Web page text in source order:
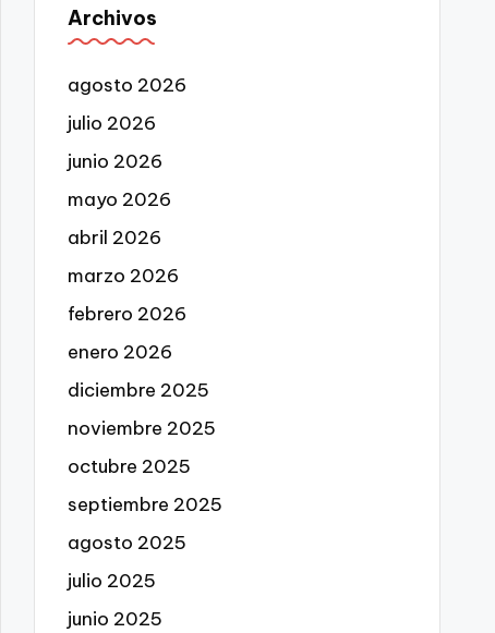
Archivos
agosto 2026
julio 2026
junio 2026
mayo 2026
abril 2026
marzo 2026
febrero 2026
enero 2026
diciembre 2025
noviembre 2025
octubre 2025
septiembre 2025
agosto 2025
julio 2025
junio 2025